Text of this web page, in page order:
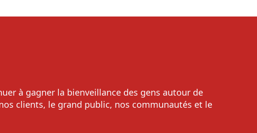
à gagner la bienveillance des gens autour de
clients, le grand public, nos communautés et le